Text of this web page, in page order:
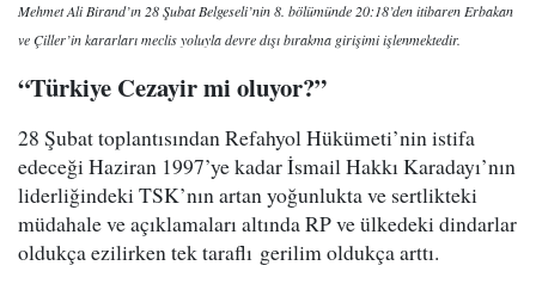
Mehmet Ali Birand’ın 28 Şubat Belgeseli’nin 8. bölümünde 20:18’den itibaren Erbakan
ve Çiller’in kararları meclis yoluyla devre dışı bırakma girişimi işlenmektedir.
“Türkiye Cezayir mi oluyor?”
28 Şubat toplantısından Refahyol Hükümeti’nin istifa
edeceği Haziran 1997’ye kadar İsmail Hakkı Karadayı’nın
liderliğindeki TSK’nın artan yoğunlukta ve sertlikteki
müdahale ve açıklamaları altında RP ve ülkedeki dindarlar
oldukça ezilirken tek taraflı gerilim oldukça arttı.